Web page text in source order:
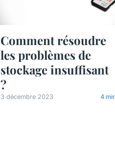
Comment résoudre
les problèmes de
stockage insuffisant
?
3 décembre 2023 4